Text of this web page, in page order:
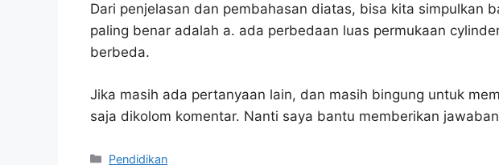
Dari penjelasan dan pembahasan diatas, bisa kita simpulkan
paling benar adalah a. ada perbedaan luas permukaan
berbeda.
Jika masih ada pertanyaan lain, dan masih bingung untuk
saja dikolom komentar. Nanti saya bantu memberikan
Kategori
Pendidikan